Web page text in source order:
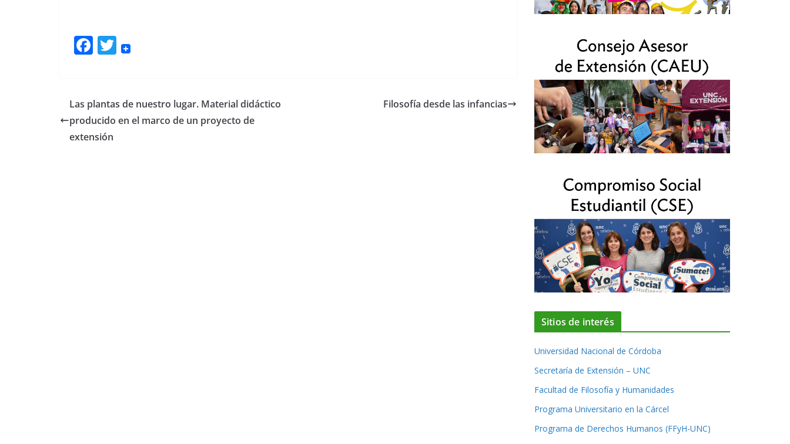
F
b
o
o
T
er
Las plantas de nuestro lugar. Material didáctico
producido en el marco de un proyecto de
extensión
Filosofía desde las infancias
Sitios de interés
Universidad Nacional de Córdoba
Secretaría de Extensión – UNC
Facultad de Filosofía y Humanidades
Programa Universitario en la Cárcel
Programa de Derechos Humanos (FFyH-UNC)